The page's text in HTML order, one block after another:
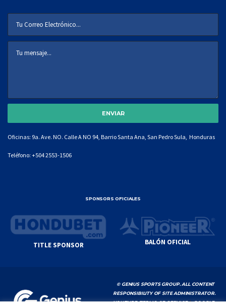
Oficinas: 9a. Ave. NO. Calle A NO 94, Barrio Santa Ana, San Pedro Sula, Honduras
Teléfono: +504 2553-1506
SPONSORS OFICIALES
TITLE SPONSOR BALÓN OFICIAL
© GENIUS SPORTS GROUP. ALL CONTENT
RESPONSIBILITY OF SITE ADMINISTRATOR.
YOUTUBE TERMS OF SERVICE|GOOGLE